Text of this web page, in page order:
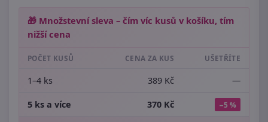
🎁 Množstevní sleva – čím víc kusů v košíku, tím
nižší cena
POČET KUSŮ CENA ZA KUS UŠETŘÍTE
1–4 ks 389 Kč —
5 ks a více 370 Kč −5 %